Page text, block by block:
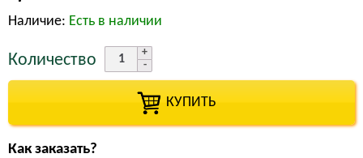
Наличие: Есть в наличии
Количество
КУПИТЬ
Как заказать?